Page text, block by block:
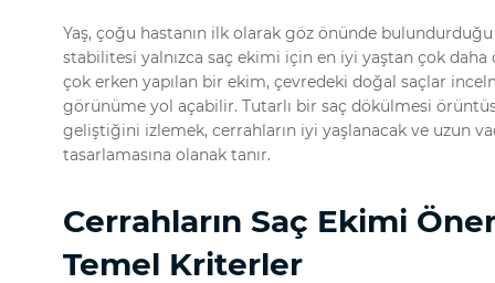
Yaş, çoğu hastanın ilk olarak göz önünde
stabilitesi yalnızca saç ekimi için en iyi yaştan çok
çok erken yapılan bir ekim, çevredeki doğal saçlar
görünüme yol açabilir. Tutarlı bir saç dökülmesi
geliştiğini izlemek, cerrahların iyi yaşlanacak ve uzun
tasarlamasına olanak tanır.
Cerrahların Saç Ekimi
Temel Kriterler